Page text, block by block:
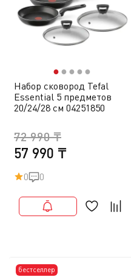
●● ● ● ●
Набор сковород Tefal
Essential 5 предметов
20/24/28 см 04251850
57 990 ₸
72 990 ₸
0 0
бестселлер